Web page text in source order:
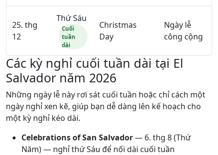
25. thg
12
Thứ Sáu
Cuối
tuần
dài
Christmas
Day
Ngày lễ
công cộng
Các kỳ nghỉ cuối tuần dài tại El
Salvador năm 2026
Những ngày lễ này rơi sát cuối tuần hoặc chỉ cách một
ngày nghỉ xen kẽ, giúp bạn dễ dàng lên kế hoạch cho
một kỳ nghỉ kéo dài.
Celebrations of San Salvador— 6. thg 8(Thứ
Năm) — nghỉ thứ Sáu để nối dài cuối tuần